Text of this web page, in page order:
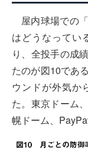
屋内球場での
はどうなってい
り、全投手の成
たのが図10であ
ウンドが外気か
た。東京ドーム
幌ドーム、